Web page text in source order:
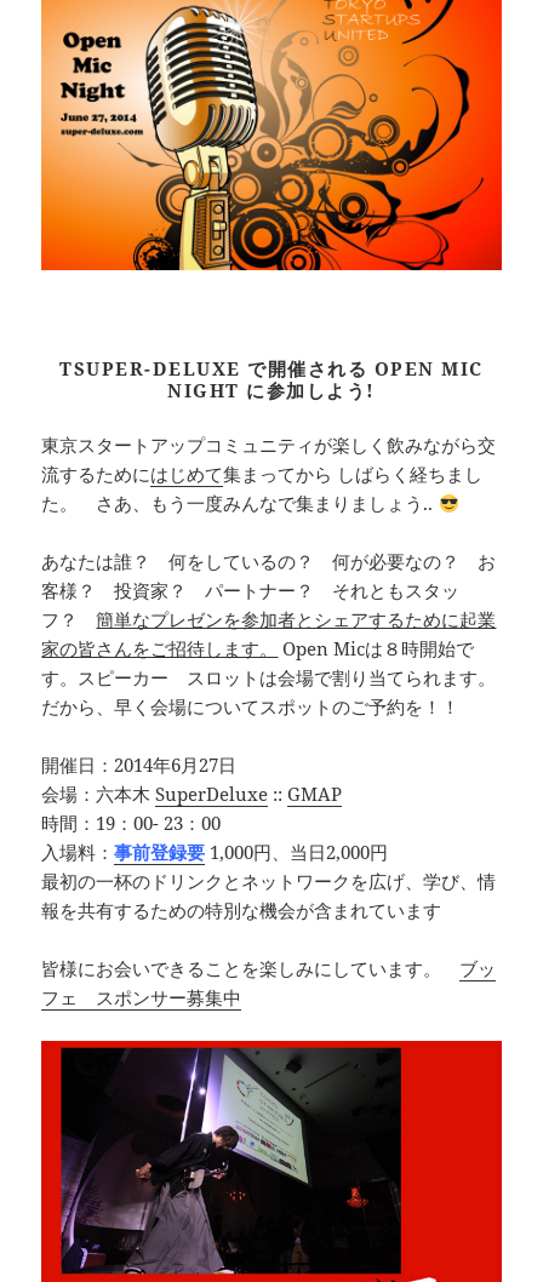
TSUPER-DELUXE で開催される OPEN MIC
NIGHT に参加しよう!
東京スタートアップコミュニティが楽しく飲みながら交
流するためにはじめて集まってから しばらく経ちまし
た。 さあ、もう一度みんなで集まりましょう..
あなたは誰？ 何をしているの？ 何が必要なの？ お
客様？ 投資家？ パートナー？ それともスタッ
フ？簡単なプレゼンを参加者とシェアするために起業
家の皆さんをご招待します。
Open Micは８時開始で
す。スピーカー スロットは会場で割り当てられます。
だから、早く会場についてスポットのご予約を！！
開催日：2014年6月27日
会場：六本木SuperDeluxe ::GMAP
時間：19：00- 23：00
入場料：事前登録要 1,000円、当日2,000円
最初の一杯のドリンクとネットワークを広げ、学び、情
報を共有するための特別な機会が含まれています
皆様にお会いできることを楽しみにしています。 ブッ
フェ スポンサー募集中